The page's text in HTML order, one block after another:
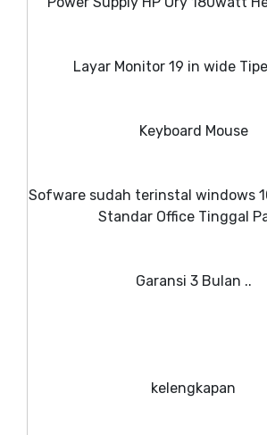
Layar Monitor 19 in wide
Keyboard Mouse
Sofware sudah terinstal windows
Standar Office Tinggal
Garansi 3 Bulan ..
kelengkapan